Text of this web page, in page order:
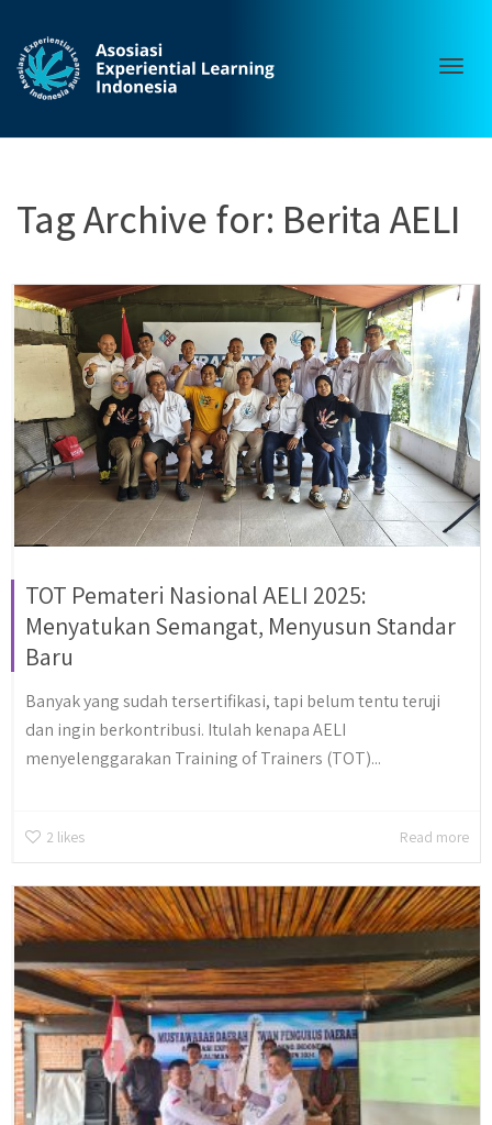
Tag Archive for: Berita AELI
TOT Pemateri Nasional AELI 2025:
Menyatukan Semangat, Menyusun Standar
Baru
Banyak yang sudah tersertifikasi, tapi belum tentu teruji
dan ingin berkontribusi. Itulah kenapa AELI
menyelenggarakan Training of Trainers (TOT)...
2 likes Read more